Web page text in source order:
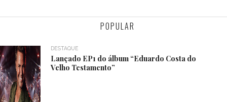
POPULAR
DESTAQUE
Lançado EP1 do álbum “Eduardo Costa do
Velho Testamento”